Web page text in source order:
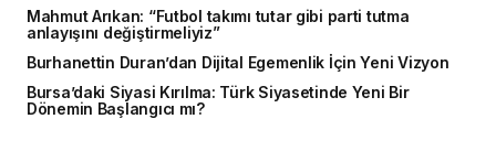
Mahmut Arıkan: “Futbol takımı tutar gibi parti tutma
anlayışını değiştirmeliyiz”
Burhanettin Duran’dan Dijital Egemenlik İçin Yeni Vizyon
Bursa’daki Siyasi Kırılma: Türk Siyasetinde Yeni Bir
Dönemin Başlangıcı mı?